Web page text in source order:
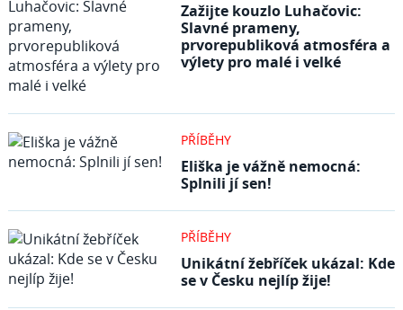
Zažijte kouzlo Luhačovic:
Slavné prameny,
prvorepubliková atmosféra a
výlety pro malé i velké
PŘÍBĚHY
Eliška je vážně nemocná:
Splnili jí sen!
PŘÍBĚHY
Unikátní žebříček ukázal: Kde
se v Česku nejlíp žije!